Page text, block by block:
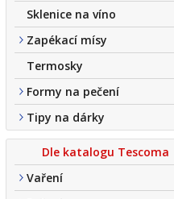
Sklenice na víno
Zapékací mísy
Termosky
Formy na pečení
Tipy na dárky
Dle katalogu Tescoma
Vaření